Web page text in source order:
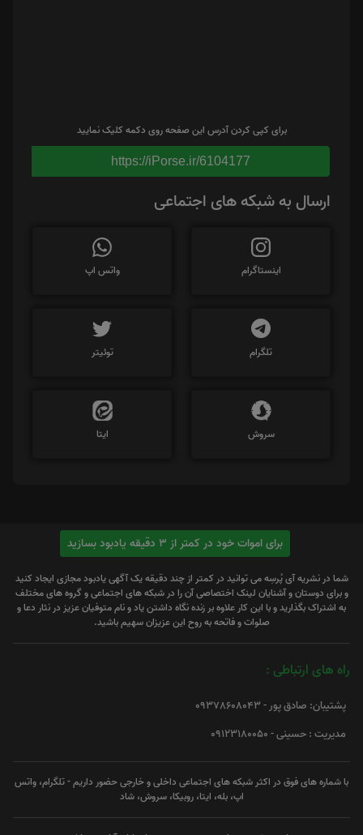
برای کپی کردن آدرس این صفحه روی دکمه کلیک نمایید
https://iPorse.ir/6104177
ارسال به شبکه های اجتماعی
اینستاگرام واتس اپ
تلگرام توئیتر
سروش ایتا
برای اموات خود در کمتر از 3 دقیقه یادبود بسازید
شما در نشریه آی پُرسِه می توانید در کمتر از چند دقیقه یک آگهی یادبود مجازی ایجاد کنید
و برای دوستان و آشنایان لینک اختصاصی آن را در شبکه های اجتماعی و گروه های مختلف
به اشتراک بگذارید و با این کار علاوه بر زنده نگاه داشتن یاد و نام متوفیان عزیز در نثار دعا و
صلوات و فاتحه به روح این عزیزان سهیم باشید.
راه های ارتباطی :
پشتیبان: صادق پور - 09378608043
مدیریت : حسینی - 09123180050
با شماره های فوق در اکثر شبکه های اجتماعی داخلی و خارجی حضور داریم - تلگرام، واتس
اپ، بله، ایتا، روبیکا، سروش، شاد